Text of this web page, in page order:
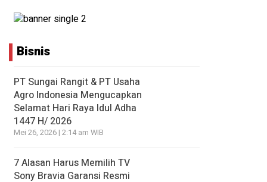
Bisnis
PT Sungai Rangit & PT Usaha
Agro Indonesia Mengucapkan
Selamat Hari Raya Idul Adha
1447 H/ 2026
Mei 26, 2026 | 2:14 am WIB
7 Alasan Harus Memilih TV
Sony Bravia Garansi Resmi